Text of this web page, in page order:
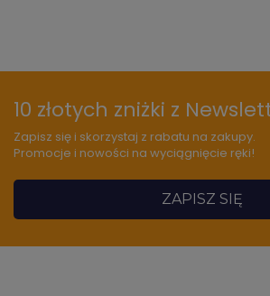
10 złotych zniżki z
Zapisz się i skorzystaj z rabatu na zakupy.
Promocje i nowości na wyciągnięcie ręki!
ZAPISZ SIĘ